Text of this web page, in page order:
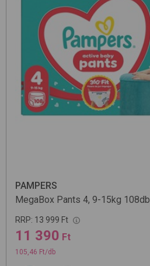
PAMPERS
MegaBox Pants 4, 9-15kg 108db
RRP: 13 999 Ft
11 390 Ft
105,46 Ft/db